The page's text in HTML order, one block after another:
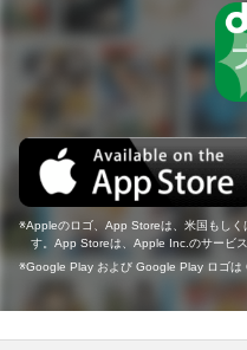
Appleのロゴ、App Storeは、米国もし
す。App Storeは、Apple Inc.のサービス
Google Play および Google Play ロゴは